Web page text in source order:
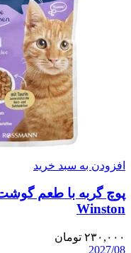
افزودن به سبد خرید
پوچ گربه با طعم
Winston
۲۳۰,۰۰۰ تومان
2027/08